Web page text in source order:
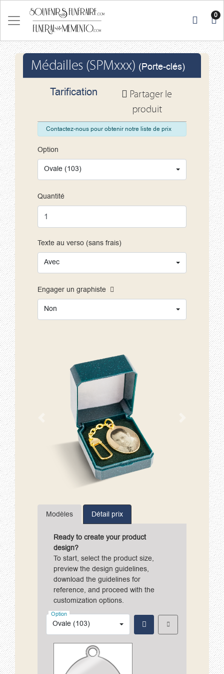
0
Médailles (SPMxxx) (Porte-clés)
Tarification
Partager le
produit
Contactez-nous pour obtenir notre liste de prix
Option
Ovale (103)
Quantité
Texte au verso (sans frais)
Avec
Engager un graphiste
Non
Modèles Détail prix
Ready to create your product
design?
To start, select the product size,
preview the design guidelines,
download the guidelines for
reference, and proceed with the
customization options.
Ovale (103)
Option